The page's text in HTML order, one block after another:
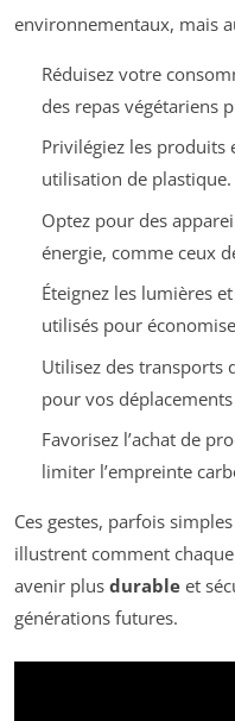
environnementaux, mais
Réduisez votre
des repas végétariens
Privilégiez les
utilisation de plastique.
Optez pour des
énergie, comme ceux
Éteignez les lumières
utilisés pour
Utilisez des transports
pour vos
Favorisez l’achat de
limiter l’empreinte
Ces gestes, parfois
illustrent comment
avenir plus durable et
générations futures.